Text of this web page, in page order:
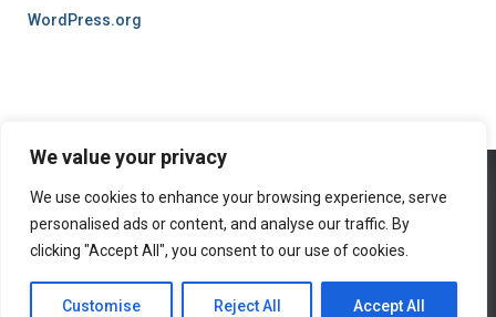
We value your privacy
We use cookies to enhance your browsing experience, serve
personalised ads or content, and analyse our traffic. By
clicking "Accept All", you consent to our use of cookies.
Customise Reject All Accept All
WordPress.org
PRIVACY POLICY COOKIES
© 2016
Hestia | Developed by ThemeIsle